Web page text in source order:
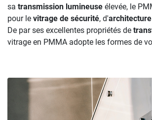
sa transmission lumineuse élevée, le
pour le vitrage de sécurité, d'architecture
De par ses excellentes propriétés de
vitrage en PMMA adopte les formes de